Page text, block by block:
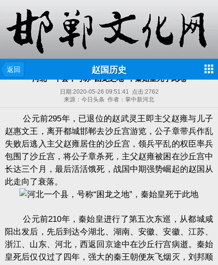
返回 赵国历史
河北一个县，号称“困龙之地”，秦始皇死于此地
日期:2020-05-26 09:51:41 点击:2762
来源：今日头条 作者：掌中新河北
公元前295年，已退位的赵武灵王即主父赵雍与儿子
赵惠文王，离开都城邯郸去沙丘宫游览，公子章带兵作乱
失败后逃入主父赵雍居住的沙丘宫，领兵平乱的权臣率兵
包围了沙丘宫，将公子章杀死，主父赵雍被困在沙丘宫中
长达三个月，最后活活饿死，战国中期强势崛起的赵国从
此走向了衰落。
公元前210年，秦始皇进行了第五次东巡，从都城咸
阳出发后，先后到达今湖北、湖南、安徽、安徽、江苏、
浙江、山东、河北，西返回京途中在沙丘行宫病逝。秦始
皇死后仅仅过了四年，强大的秦王朝便灰飞烟灭，刘邦顺